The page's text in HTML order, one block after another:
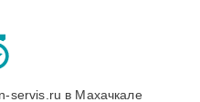
servis.ru в Махачкале